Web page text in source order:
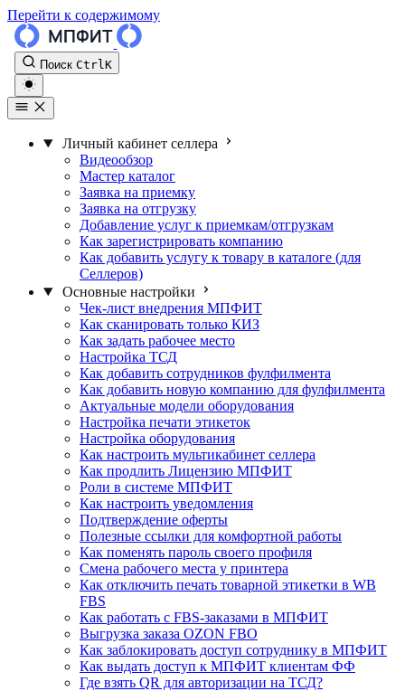
Перейти к содержимому
Поиск Ctrl K
Личный кабинет селлера
Видеообзор
Мастер каталог
Заявка на приемку
Заявка на отгрузку
Добавление услуг к приемкам/отгрузкам
Как зарегистрировать компанию
Как добавить услугу к товару в каталоге (для
Селлеров)
Основные настройки
Чек-лист внедрения МПФИТ
Как сканировать только КИЗ
Как задать рабочее место
Настройка ТСД
Как добавить сотрудников фулфилмента
Как добавить новую компанию для фулфилмента
Актуальные модели оборудования
Настройка печати этикеток
Настройка оборудования
Как настроить мультикабинет селлера
Как продлить Лицензию МПФИТ
Роли в системе МПФИТ
Как настроить уведомления
Подтверждение оферты
Полезные ссылки для комфортной работы
Как поменять пароль своего профиля
Смена рабочего места у принтера
Как отключить печать товарной этикетки в WB
FBS
Как работать с FBS-заказами в МПФИТ
Выгрузка заказа OZON FBO
Как заблокировать доступ сотруднику в МПФИТ
Как выдать доступ к МПФИТ клиентам ФФ
Где взять QR для авторизации на ТСД?